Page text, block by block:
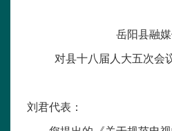
岳阳县融
对县十八届人大五次会
刘君代表：